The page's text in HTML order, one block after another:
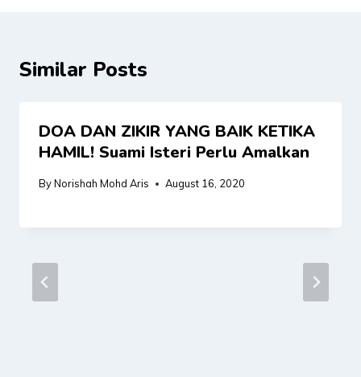
Similar Posts
DOA DAN ZIKIR YANG BAIK KETIKA
HAMIL! Suami Isteri Perlu Amalkan
ByNorishah Mohd Aris August 16, 2020